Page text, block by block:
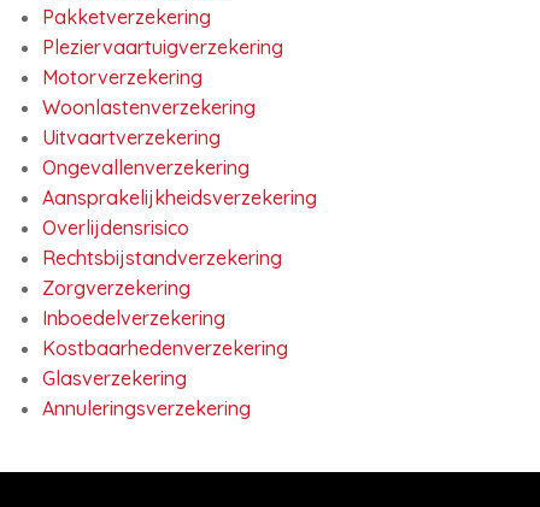
Pakketverzekering
Pleziervaartuigverzekering
Motorverzekering
Woonlastenverzekering
Uitvaartverzekering
Ongevallenverzekering
Aansprakelijkheidsverzekering
Overlijdensrisico
Rechtsbijstandverzekering
Zorgverzekering
Inboedelverzekering
Kostbaarhedenverzekering
Glasverzekering
Annuleringsverzekering